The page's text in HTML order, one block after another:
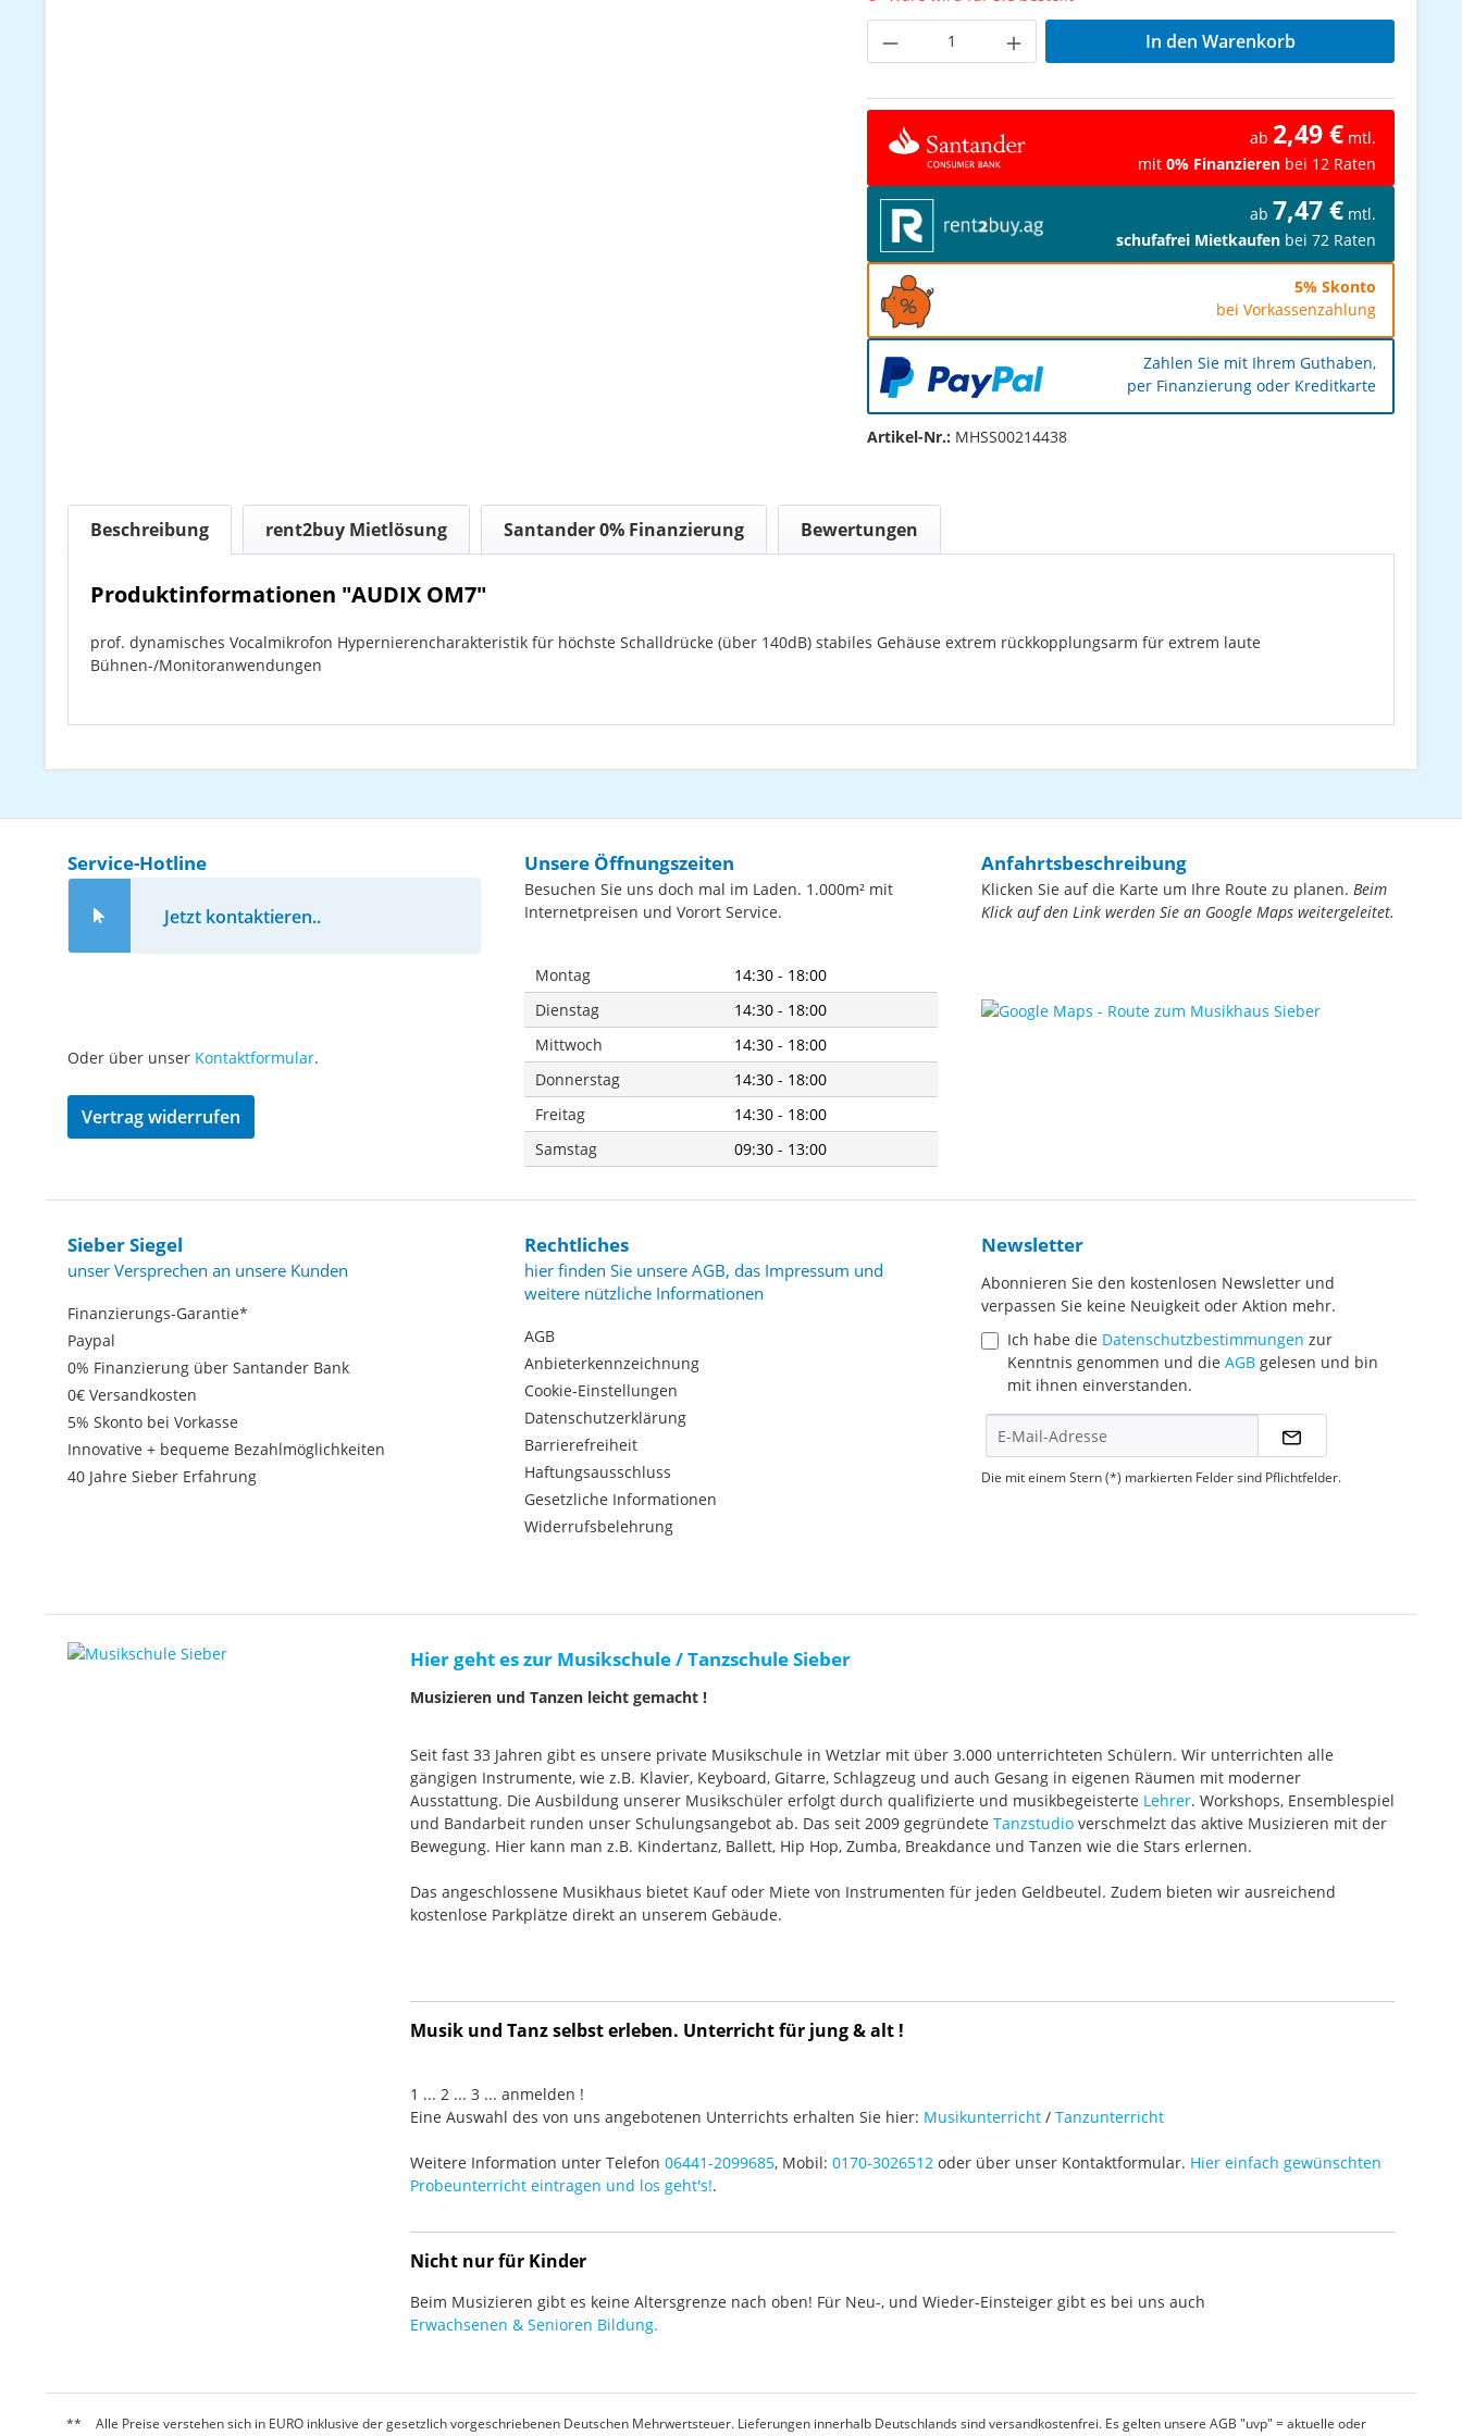
Produkt Anzahl: Gib den gewünschten Wert
In den Warenkorb
ab 2,49 € mtl.
mit 0% Finanzieren bei 12 Raten
ab 7,47 € mtl.
schufafrei Mietkaufen bei 72 Raten
5% Skonto
bei Vorkassenzahlung
Zahlen Sie mit Ihrem Guthaben,
per Finanzierung oder Kreditkarte
Artikel-Nr.: MHSS00214438
Beschreibung rent2buy Mietlösung Santander 0% Finanzierung Bewertungen
Produktinformationen "AUDIX OM7"
prof. dynamisches Vocalmikrofon Hypernierencharakteristik für höchste Schalldrücke (über 140dB) stabiles Gehäuse extrem rückkopplungsarm für extrem laute
Bühnen-/Monitoranwendungen
Service-Hotline
Jetzt kontaktieren..
Oder über unser Kontaktformular.
Vertrag widerrufen
Unsere Öffnungszeiten
Besuchen Sie uns doch mal im Laden. 1.000m² mit
Internetpreisen und Vorort Service.
Montag
14:30 - 18:00
Dienstag
14:30 - 18:00
Mittwoch
14:30 - 18:00
Donnerstag
14:30 - 18:00
Freitag
14:30 - 18:00
Samstag
09:30 - 13:00
Anfahrtsbeschreibung
Klicken Sie auf die Karte um Ihre Route zu planen. Beim
Klick auf den Link werden Sie an Google Maps weitergeleitet.
Sieber Siegel
unser Versprechen an unsere Kunden
Finanzierungs-Garantie*
Paypal
0% Finanzierung über Santander Bank
0€ Versandkosten
5% Skonto bei Vorkasse
Innovative + bequeme Bezahlmöglichkeiten
40 Jahre Sieber Erfahrung
Rechtliches
hier finden Sie unsere AGB, das Impressum und
weitere nützliche Informationen
AGB
Anbieterkennzeichnung
Cookie-Einstellungen
Datenschutzerklärung
Barrierefreiheit
Haftungsausschluss
Gesetzliche Informationen
Widerrufsbelehrung
Newsletter
Abonnieren Sie den kostenlosen Newsletter und
verpassen Sie keine Neuigkeit oder Aktion mehr.
Ich habe die Datenschutzbestimmungen zur
Kenntnis genommen und die AGB gelesen und bin
mit ihnen einverstanden.
Die mit einem Stern (*) markierten Felder sind Pflichtfelder.
Hier geht es zur Musikschule / Tanzschule Sieber
Musizieren und Tanzen leicht gemacht !
Seit fast 33 Jahren gibt es unsere private Musikschule in Wetzlar mit über 3.000 unterrichteten Schülern. Wir unterrichten alle
gängigen Instrumente, wie z.B. Klavier, Keyboard, Gitarre, Schlagzeug und auch Gesang in eigenen Räumen mit moderner
Ausstattung. Die Ausbildung unserer Musikschüler erfolgt durch qualifizierte und musikbegeisterte Lehrer. Workshops, Ensemblespiel
und Bandarbeit runden unser Schulungsangebot ab. Das seit 2009 gegründete Tanzstudio verschmelzt das aktive Musizieren mit der
Bewegung. Hier kann man z.B. Kindertanz, Ballett, Hip Hop, Zumba, Breakdance und Tanzen wie die Stars erlernen.
Das angeschlossene Musikhaus bietet Kauf oder Miete von Instrumenten für jeden Geldbeutel. Zudem bieten wir ausreichend
kostenlose Parkplätze direkt an unserem Gebäude.
Musik und Tanz selbst erleben. Unterricht für jung & alt !
1 ... 2 ... 3 ... anmelden !
Eine Auswahl des von uns angebotenen Unterrichts erhalten Sie hier: Musikunterricht / Tanzunterricht
Weitere Information unter Telefon 06441-2099685, Mobil: 0170-3026512 oder über unser Kontaktformular. Hier einfach gewünschten
Probeunterricht eintragen und los geht's!.
Nicht nur für Kinder
Beim Musizieren gibt es keine Altersgrenze nach oben! Für Neu-, und Wieder-Einsteiger gibt es bei uns auch
Erwachsenen & Senioren Bildung.
Alle Preise verstehen sich in EURO inklusive der gesetzlich vorgeschriebenen Deutschen Mehrwertsteuer. Lieferungen innerhalb Deutschlands sind versandkostenfrei. Es gelten unsere AGB "uvp" = aktuelle oder